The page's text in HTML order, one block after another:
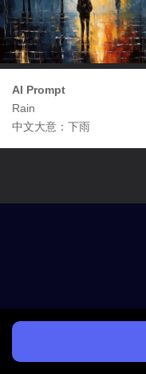
AI Prompt
Rain
中文大意：下雨